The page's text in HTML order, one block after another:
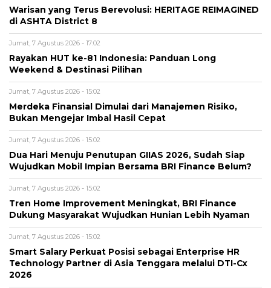
Warisan yang Terus Berevolusi: HERITAGE REIMAGINED
di ASHTA District 8
Jumat, 7 Agustus 2026 - 17:02
Rayakan HUT ke-81 Indonesia: Panduan Long
Weekend & Destinasi Pilihan
Jumat, 7 Agustus 2026 - 15:02
Merdeka Finansial Dimulai dari Manajemen Risiko,
Bukan Mengejar Imbal Hasil Cepat
Jumat, 7 Agustus 2026 - 15:02
Dua Hari Menuju Penutupan GIIAS 2026, Sudah Siap
Wujudkan Mobil Impian Bersama BRI Finance Belum?
Jumat, 7 Agustus 2026 - 15:02
Tren Home Improvement Meningkat, BRI Finance
Dukung Masyarakat Wujudkan Hunian Lebih Nyaman
Jumat, 7 Agustus 2026 - 15:02
Smart Salary Perkuat Posisi sebagai Enterprise HR
Technology Partner di Asia Tenggara melalui DTI-Cx
2026